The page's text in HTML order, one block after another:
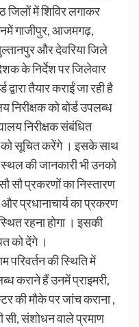
में शिविर लगाकर
गाजीपुर, आजमगढ़,
और देवरिया जिले
के निर्देश पर जिलेवार
तैयार कराईं जा रही है
निरीक्षक को बोर्ड उपलब्ध
निरीक्षक संबंधित
को सूचित करेंगे । इसके साथ
की जानकारी भी उनको
सौ प्रकरणों का निस्तारण
प्रधानाचार्य का प्रकरण
रहना होगा । इसकी
को देंगे ।
परिवर्तन की स्थिति में
कराने हैं उनमें प्राइमरी,
की मौके पर जांच कराना ,
सी, संशोधन वाले प्रमाण